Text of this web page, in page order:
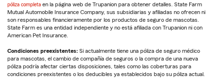
póliza completa en la página web de Trupanion para obtener detalles. State Farm
Mutual Automobile Insurance Company, sus subsidiarias y afiliadas no ofrecen ni
son responsables financieramente por los productos de seguro de mascotas.
State Farm es una entidad independiente y no está afiliada con Trupanion ni con
American Pet Insurance.
Condiciones preexistentes: Si actualmente tiene una póliza de seguro médico
para mascotas, el cambio de compañía de seguros o la compra de una nueva
póliza podría afectar ciertas disposiciones, tales como las coberturas para
condiciones preexistentes o los deducibles ya establecidos bajo su póliza actual.